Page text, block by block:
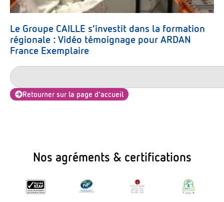
Le Groupe CAILLE s’investit dans la formation
régionale : Vidéo témoignage pour ARDAN
France Exemplaire
Retourner sur la page d'accueil
Nos agréments & certifications